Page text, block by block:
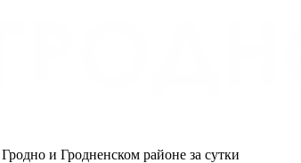
и Гродненском районе за сутки